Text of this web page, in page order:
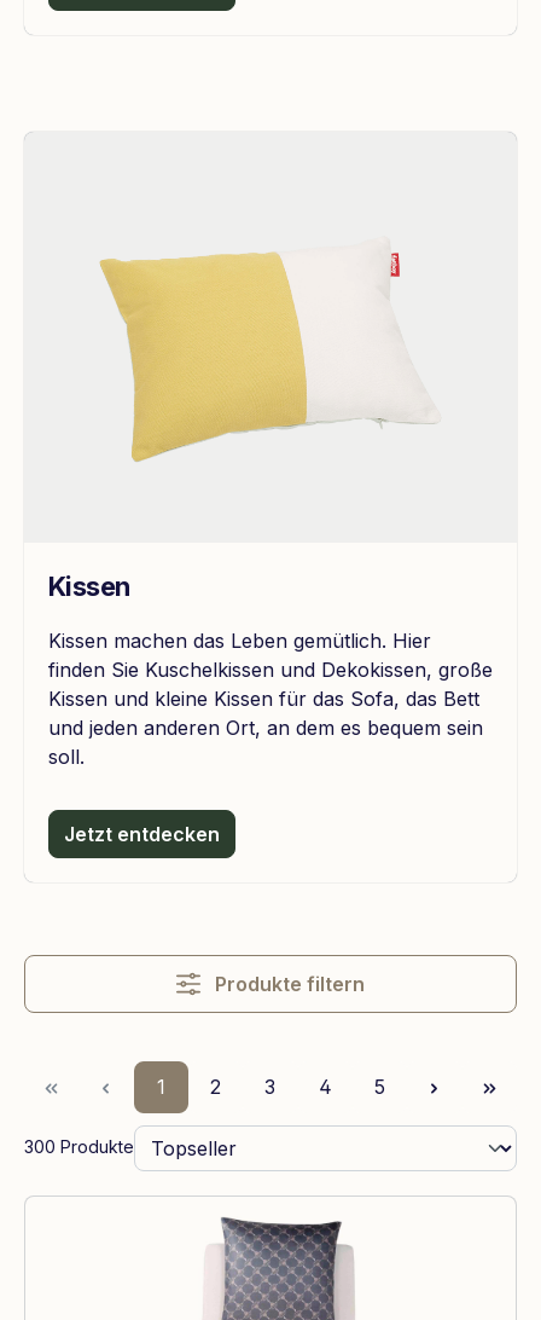
Kissen
Kissen machen das Leben gemütlich. Hier
finden Sie Kuschelkissen und Dekokissen, große
Kissen und kleine Kissen für das Sofa, das Bett
und jeden anderen Ort, an dem es bequem sein
soll.
Jetzt entdecken
Produkte filtern
Seite
1 Seite
2 Seite
3 Seite
4 Seite
5
300 Produkte